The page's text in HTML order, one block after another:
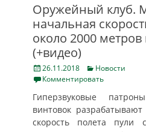
Оружейный клуб.
начальная
около 2000 метров
(+видео)
Posted
on
26.11.2018 Categories
Новости
Комментировать
Гиперзвуковые
винтовок
скорость полета пули